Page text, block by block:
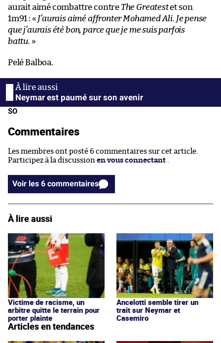
aurait aimé combattre contre The Greatestet son
1m91 : « J’aurais aimé affronter Mohamed Ali. Je pense
que j’aurais été bon, parce que je me suis parfois
battu. »
Pelé Balboa.
Neymar est paumé sur son avenir
SO
Commentaires
Les membres ont posté 6 commentaires sur cet article.
Participez à la discussion en vous connectant
Voir les 6 commentaires
À lire aussi
Victime de racisme, un
arbitre quitte le terrain pour
porter plainte
Ancelotti semble tirer un
trait sur Neymar et
Casemiro
Articles en tendances